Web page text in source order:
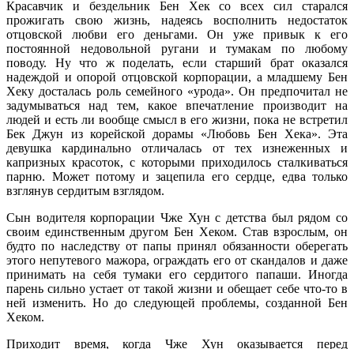
Красавчик и бездельник Бен Хек со всех сил старался
прожигать свою жизнь, надеясь восполнить недостаток
отцовской любви его деньгами. Он уже привык к его
постоянной недовольной ругани и тумакам по любому
поводу. Ну что ж поделать, если старший брат оказался
надеждой и опорой отцовской корпорации, а младшему Бен
Хеку досталась роль семейного «урода». Он предпочитал не
задумываться над тем, какое впечатление производит на
людей и есть ли вообще смысл в его жизни, пока не встретил
Бек Джун из корейской дорамы «Любовь Бен Хека». Эта
девушка кардинально отличалась от тех изнеженных и
капризных красоток, с которыми приходилось сталкиваться
парню. Может потому и зацепила его сердце, едва только
взглянув сердитым взглядом.
Сын водителя корпорации Чже Хун с детства был рядом со
своим единственным другом Бен Хеком. Став взрослым, он
будто по наследству от папы принял обязанности оберегать
этого непутевого мажора, ограждать его от скандалов и даже
принимать на себя тумаки его сердитого папаши. Иногда
парень сильно устает от такой жизни и обещает себе что-то в
ней изменить. Но до следующей проблемы, созданной Бен
Хеком.
Приходит время, когда Чже Хун оказывается перед